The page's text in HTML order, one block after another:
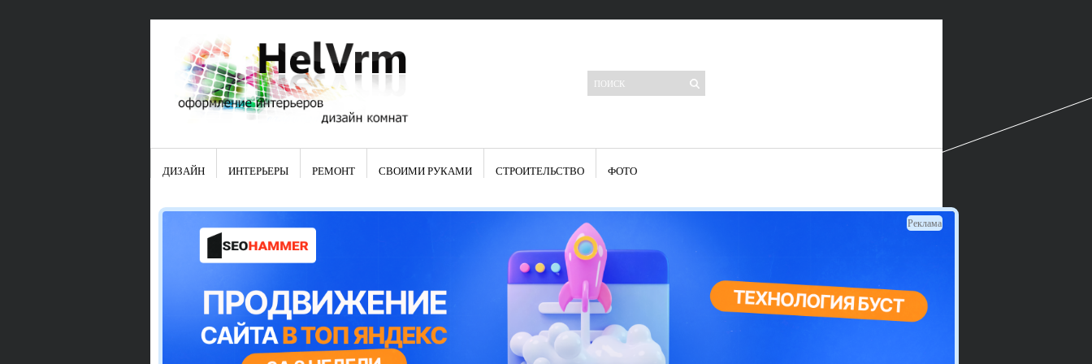
Свежие записи
Японские кухонные ножи: традиции древних самураев
Элитные кухни: стилевые особенности
Элитная посуда для кухни – гордость любой хозяйки
Шкаф-пенал для кухни по инструкции
Электропроводка на кухне: планирование и монтаж
Что представляет собой столовая группа для кухни
Школа ремонта кухни
Черно-белая кухня – дань моде или универсальный вариант дизайна
Электрические вытяжки для кухни:особенности применения
Фасады для кухни своими руками — ваша фантазия, плюс навыки
сотворят чудеса
Шьем шторы на кухню сами: пошаговая инструкция
Чем отмыть жир на кухне – советы опытных хозяек
ДИЗАЙН ИНТЕРЬЕРЫ РЕМОНТ СВОИМИ РУКАМИ СТРОИТЕЛЬСТВО ФОТО
Реклама